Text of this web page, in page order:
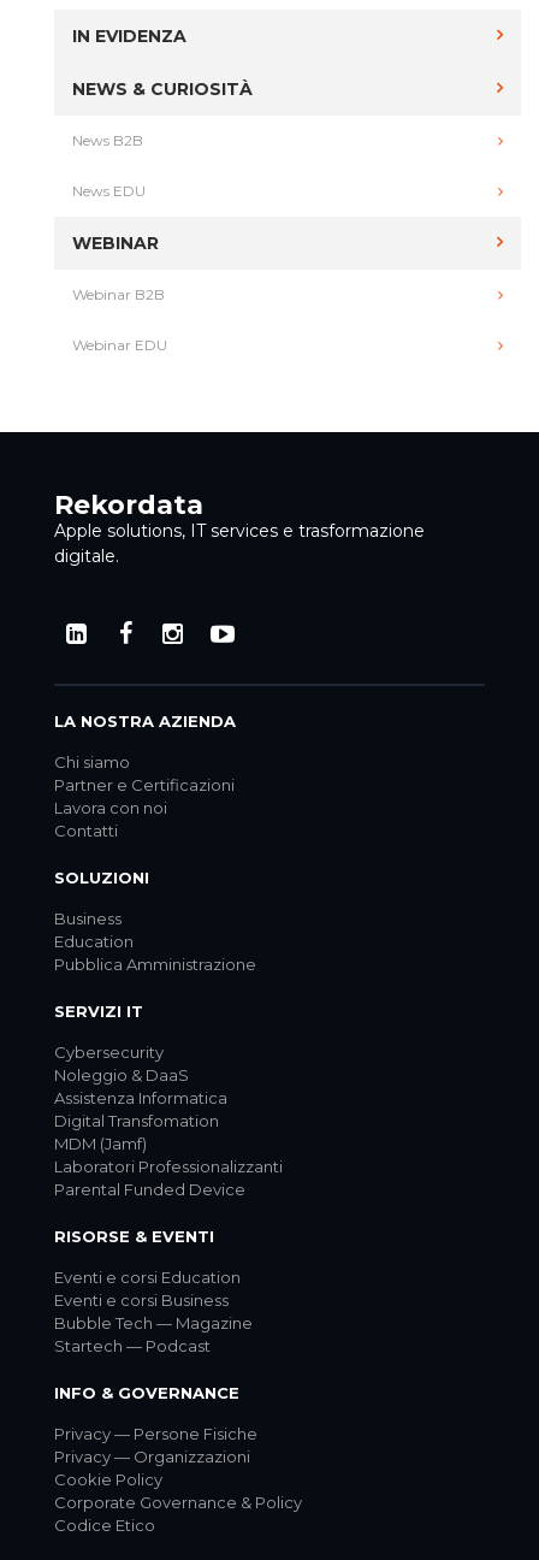
IN EVIDENZA
NEWS & CURIOSITÀ
News B2B
News EDU
WEBINAR
Webinar B2B
Webinar EDU
Rekordata
Apple solutions, IT services e trasformazione
digitale.
LA NOSTRA AZIENDA
Chi siamo
Partner e Certificazioni
Lavora con noi
Contatti
SOLUZIONI
Business
Education
Pubblica Amministrazione
SERVIZI IT
Cybersecurity
Noleggio & DaaS
Assistenza Informatica
Digital Transfomation
MDM (Jamf)
Laboratori Professionalizzanti
Parental Funded Device
RISORSE & EVENTI
Eventi e corsi Education
Eventi e corsi Business
Bubble Tech — Magazine
Startech — Podcast
INFO & GOVERNANCE
Privacy — Persone Fisiche
Privacy — Organizzazioni
Cookie Policy
Corporate Governance & Policy
Codice Etico